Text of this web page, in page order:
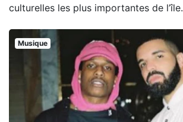
culturelles les plus importantes de l’île.
Musique